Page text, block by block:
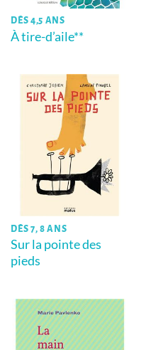
DÈS 4,5 ANS
À tire-d’aile**
DÈS 7, 8 ANS
Sur la pointe des
pieds